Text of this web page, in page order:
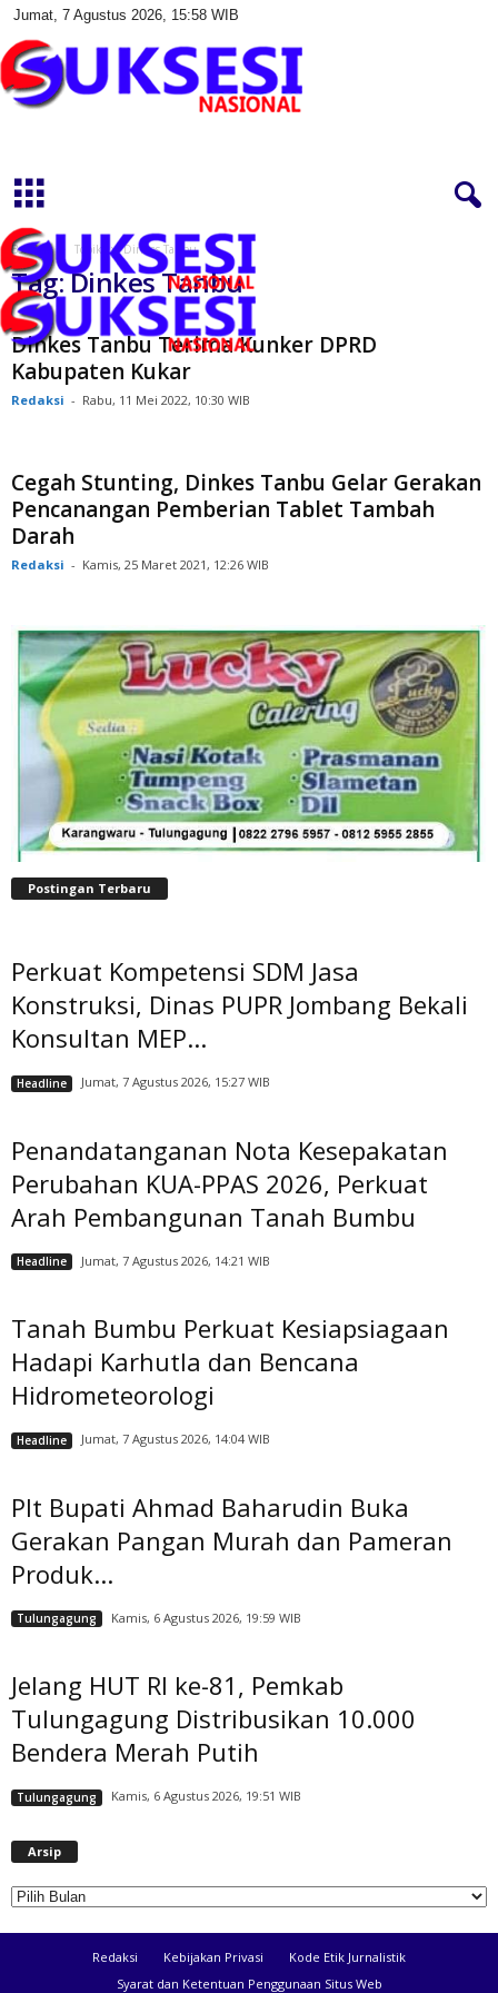
Jumat, 7 Agustus 2026, 15:58 WIB
s
i
a
s
Beranda Topik Dinkes Tanbu
Tag: Dinkes Tanbu
Dinkes Tanbu Terima Kunker DPRD
Kabupaten Kukar
Redaksi - Rabu, 11 Mei 2022, 10:30 WIB
Cegah Stunting, Dinkes Tanbu Gelar Gerakan
Pencanangan Pemberian Tablet Tambah
Darah
Redaksi - Kamis, 25 Maret 2021, 12:26 WIB
Postingan Terbaru
Perkuat Kompetensi SDM Jasa
Konstruksi, Dinas PUPR Jombang Bekali
Konsultan MEP...
Headline Jumat, 7 Agustus 2026, 15:27 WIB
Penandatanganan Nota Kesepakatan
Perubahan KUA-PPAS 2026, Perkuat
Arah Pembangunan Tanah Bumbu
Headline Jumat, 7 Agustus 2026, 14:21 WIB
Tanah Bumbu Perkuat Kesiapsiagaan
Hadapi Karhutla dan Bencana
Hidrometeorologi
Headline Jumat, 7 Agustus 2026, 14:04 WIB
Plt Bupati Ahmad Baharudin Buka
Gerakan Pangan Murah dan Pameran
Produk...
Tulungagung Kamis, 6 Agustus 2026, 19:59 WIB
Jelang HUT RI ke-81, Pemkab
Tulungagung Distribusikan 10.000
Bendera Merah Putih
Tulungagung Kamis, 6 Agustus 2026, 19:51 WIB
Arsip
Redaksi Kebijakan Privasi
Kode Etik Jurnalistik
Syarat dan Ketentuan Penggunaan Situs Web